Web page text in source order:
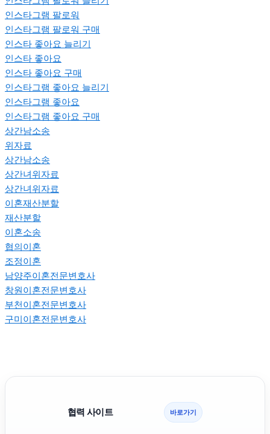
인스타그램 팔로워
인스타그램 팔로워 구매
인스타 좋아요 늘리기
인스타 좋아요
인스타 좋아요 구매
인스타그램 좋아요 늘리기
인스타그램 좋아요
인스타그램 좋아요 구매
상간남소송
위자료
상간남소송
상간녀위자료
상간녀위자료
이혼재산분할
재산분할
이혼소송
협의이혼
조정이혼
남양주이혼전문변호사
창원이혼전문변호사
부천이혼전문변호사
구미이혼전문변호사
협력 사이트 바로가기